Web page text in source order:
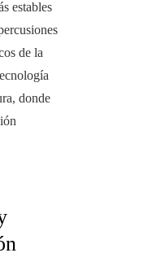
estables
de la
donde